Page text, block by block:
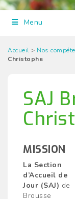
Menu
Accueil > Nos
Christophe
SAJ
MISSION
La Section
d’Accueil de
Jour (SAJ) de
Brousse